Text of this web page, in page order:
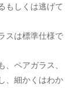
もしくは逃げて
スは標準仕様で
ペアガラス、
、細かくはわか